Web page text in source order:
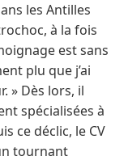
les Antilles
à la fois
est sans
plu que j’ai
» Dès lors, il
spécialisées à
ce déclic, le CV
tournant